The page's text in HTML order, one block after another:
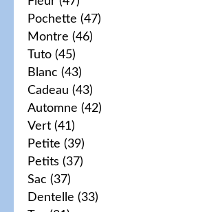
Pochette (47)
Montre (46)
Tuto (45)
Blanc (43)
Cadeau (43)
Automne (42)
Vert (41)
Petite (39)
Petits (37)
Sac (37)
Dentelle (33)